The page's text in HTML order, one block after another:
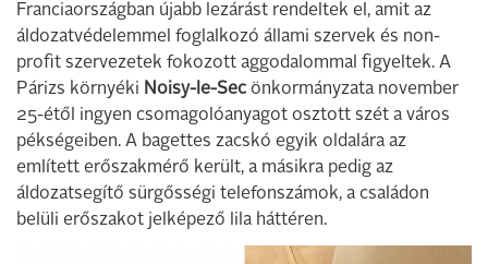
Franciaországban újabb lezárást rendeltek el, amit az
áldozatvédelemmel foglalkozó állami szervek és non-
profit szervezetek fokozott aggodalommal figyeltek. A
Párizs környéki Noisy-le-Secönkormányzata november
25-étől ingyen csomagolóanyagot osztott szét a város
pékségeiben. A bagettes zacskó egyik oldalára az
említett erőszakmérő került, a másikra pedig az
áldozatsegítő sürgősségi telefonszámok, a családon
belüli erőszakot jelképező lila háttéren.